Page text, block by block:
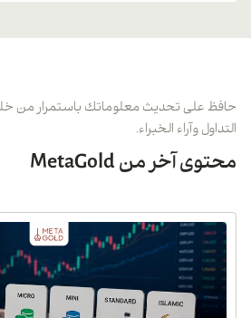
حافظ على تحديث معلوماتك باستمرار من
التداول وآراء الخبراء.
محتوى آخر من MetaGold